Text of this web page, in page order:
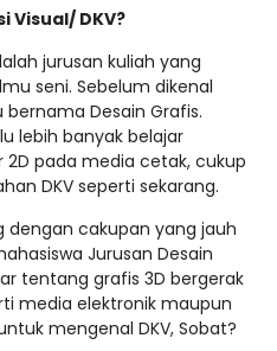
Visual/ DKV?
jurusan kuliah yang
seni. Sebelum dikenal
bernama Desain Grafis.
lebih banyak belajar
pada media cetak, cukup
DKV seperti sekarang.
dengan cakupan yang jauh
Jurusan Desain
tentang grafis 3D bergerak
media elektronik maupun
mengenal DKV, Sobat?